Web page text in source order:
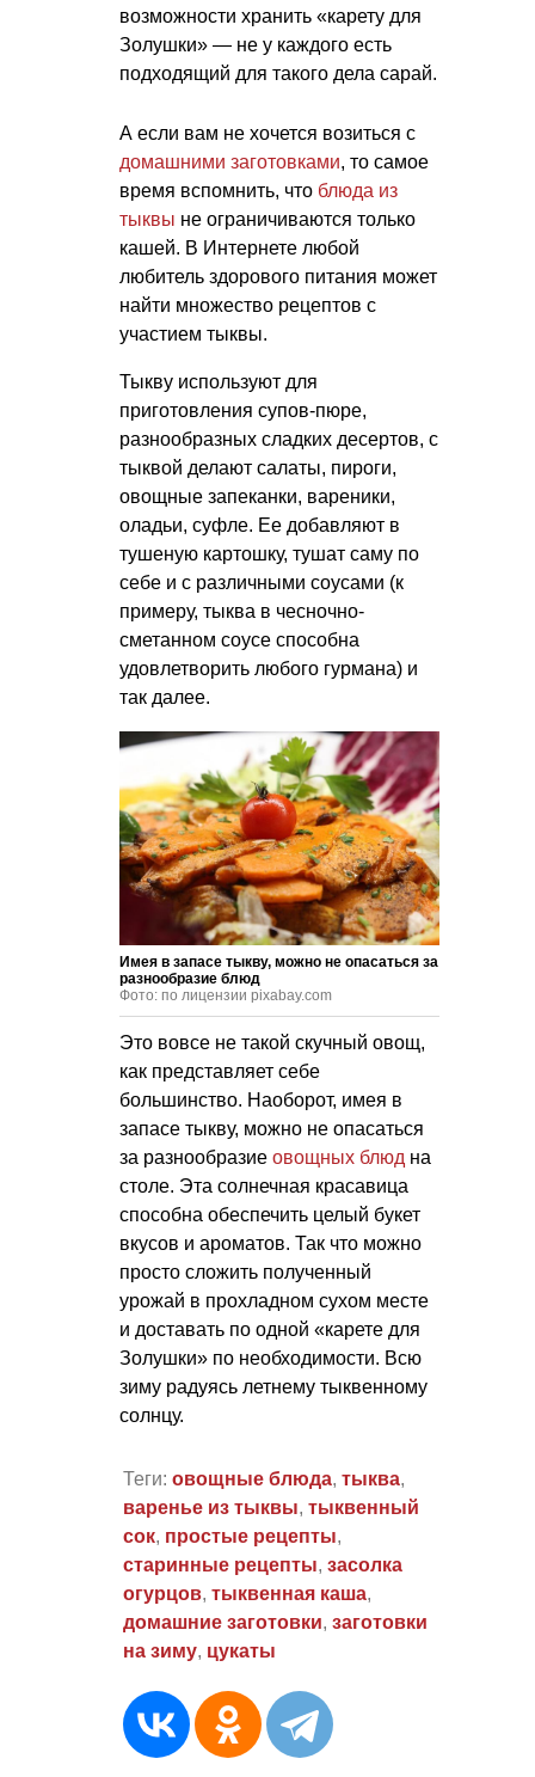
возможности хранить «карету для
Золушки» — не у каждого есть
подходящий для такого дела сарай.
А если вам не хочется возиться с
домашними заготовками, то самое
время вспомнить, что блюда из
тыквы не ограничиваются только
кашей. В Интернете любой
любитель здорового питания может
найти множество рецептов с
участием тыквы.
Тыкву используют для
приготовления супов-пюре,
разнообразных сладких десертов, с
тыквой делают салаты, пироги,
овощные запеканки, вареники,
оладьи, суфле. Ее добавляют в
тушеную картошку, тушат саму по
себе и с различными соусами (к
примеру, тыква в чесночно-
сметанном соусе способна
удовлетворить любого гурмана) и
так далее.
Имея в запасе тыкву, можно не опасаться за
разнообразие блюд
Фото: по лицензии pixabay.com
Это вовсе не такой скучный овощ,
как представляет себе
большинство. Наоборот, имея в
запасе тыкву, можно не опасаться
за разнообразие овощных блюд на
столе. Эта солнечная красавица
способна обеспечить целый букет
вкусов и ароматов. Так что можно
просто сложить полученный
урожай в прохладном сухом месте
и доставать по одной «карете для
Золушки» по необходимости. Всю
зиму радуясь летнему тыквенному
солнцу.
Теги: овощные блюда, тыква,
варенье из тыквы, тыквенный
сок, простые рецепты,
старинные рецепты, засолка
огурцов, тыквенная каша,
домашние заготовки, заготовки
на зиму, цукаты